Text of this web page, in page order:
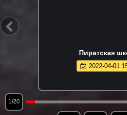
Пиратская
2022-04-01
1/20